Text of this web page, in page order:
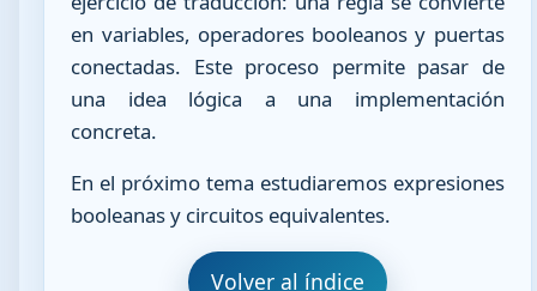
en variables, operadores booleanos y puertas
conectadas. Este proceso permite pasar de
una idea lógica a una implementación
concreta.
En el próximo tema estudiaremos expresiones
booleanas y circuitos equivalentes.
Volver al índice